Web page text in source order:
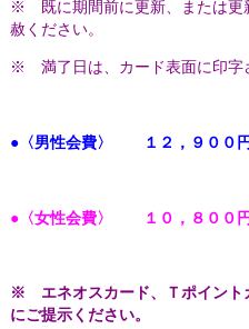
※ 既に期間前に更新、または更
赦ください。
※ 満了日は、カード表面に印字
●〈男性会費〉 １２，９００円
●〈女性会費〉 １０，８００円
※ エネオスカード、Ｔポイント
にご提示ください。